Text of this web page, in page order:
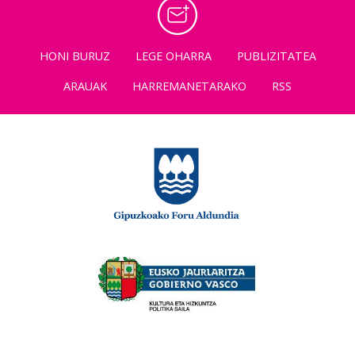
HONI BURUZ LEGE OHARRA
PUBLIZITATEA
ARAUAK
HARREMANETARAKO RSS